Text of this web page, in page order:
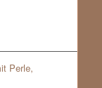
Perle,